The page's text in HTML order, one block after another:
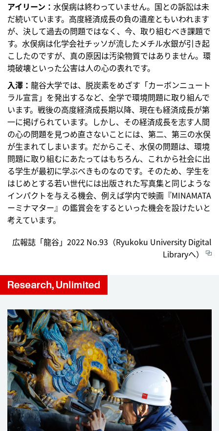
アイリーン： 水俣病は終わっていません。国との訴訟は未
だ続いています。高度経済成長の負の遺産ともいわれます
が、決して過去の問題ではなく、今、取り組むべき課題で
す。水俣病は化学会社チッソが流したメチル水銀が引き起
こしたのですが、真の原因は汚染物質ではありません。環
境破壊といった公害は人の心の表れです。
入澤： 龍谷大学では、脱炭素をめざす「カーボンニュート
ラル宣言」を発出するなど、全学で環境問題に取り組んで
います。戦後の高度経済成長期以降、現在も経済成長が第
一に掲げられています。しかし、その経済成長を志す人間
の心の問題を見つめ直さないことには、第二、第三の水俣
が生まれてしまいます。だからこそ、水俣の問題は、環境
問題に取り組むにあたってはもちろん、これから社会に出
る学生が最初に学ぶべきものなのです。そのため、学生を
はじめとする若い世代には出版された写真集と同じような
インパクトを与える機会、例えば学内で映画『MINAMATA
ーミナマター』の鑑賞会をするといった機会を設けたいと
考えています。
広報誌「龍谷」2022 No.93（Ryukoku University Digital
Libraryへ）